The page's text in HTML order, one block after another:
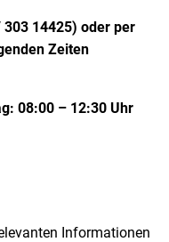
14425) oder per
Zeiten
08:00 – 12:30 Uhr
Informationen